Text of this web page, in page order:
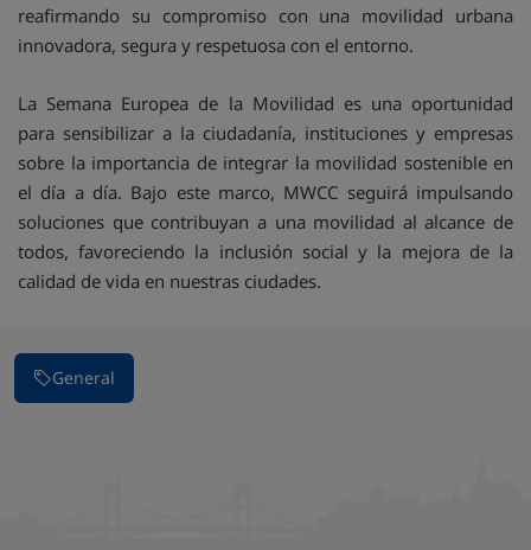
reafirmando su compromiso con una movilidad urbana
innovadora, segura y respetuosa con el entorno.
La Semana Europea de la Movilidad es una oportunidad
para sensibilizar a la ciudadanía, instituciones y empresas
sobre la importancia de integrar la movilidad sostenible en
el día a día. Bajo este marco, MWCC seguirá impulsando
soluciones que contribuyan a una movilidad al alcance de
todos, favoreciendo la inclusión social y la mejora de la
calidad de vida en nuestras ciudades.
General